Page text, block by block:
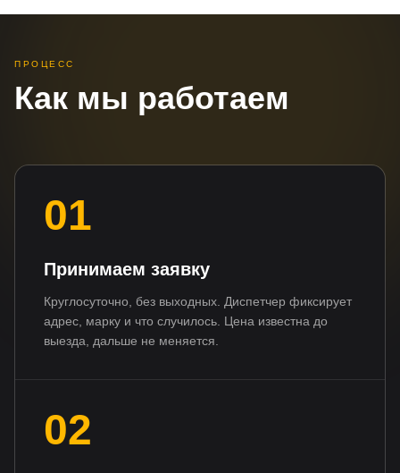
ПРОЦЕСС
Как мы работаем
01
Принимаем заявку
Круглосуточно, без выходных. Диспетчер фиксирует
адрес, марку и что случилось. Цена известна до
выезда, дальше не меняется.
02